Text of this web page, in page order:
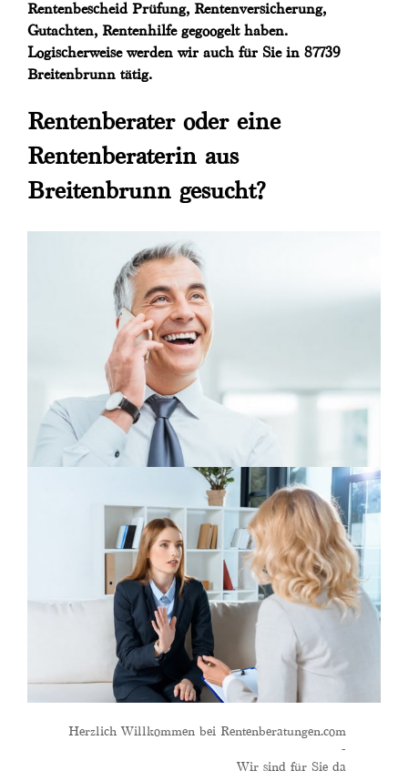
Rentenbescheid Prüfung, Rentenversicherung,
Gutachten, Rentenhilfe gegoogelt haben.
Logischerweise werden wir auch für Sie in 87739
Breitenbrunn tätig.
Rentenberater oder eine
Rentenberaterin aus
Breitenbrunn gesucht?
Herzlich Willkommen bei Rentenberatungen.com
-
Wir sind für Sie da